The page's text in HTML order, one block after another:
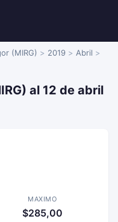
(MIRG) 2019
Abril
al 12 de abril
MAXIMO
$285,00